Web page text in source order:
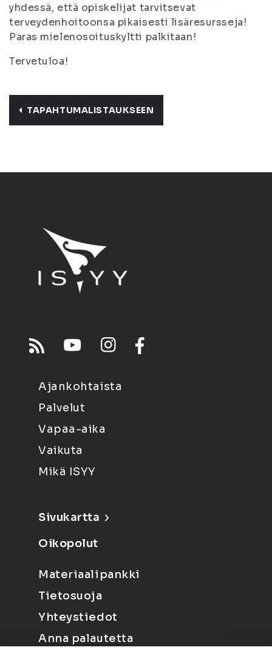
yhdessä, että opiskelijat tarvitsevat
terveydenhoitoonsa pikaisesti lisäresursseja!
Paras mielenosoituskyltti palkitaan!
Tervetuloa!
TAPAHTUMALISTAUKSEEN
Ajankohtaista
Palvelut
Vapaa-aika
Vaikuta
Mikä ISYY
Sivukartta
Oikopolut
Materiaalipankki
Tietosuoja
Yhteystiedot
Anna palautetta